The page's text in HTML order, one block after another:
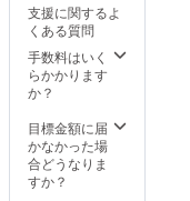
ご協力
をお願
いしま
す。 ・
利用日
時間
は、施
設管理
者と相
有効回
数は1回
のみで
す。時
間は、
90分と
させて
頂きま
す。 ・
支援に関するよ
くある質問
手数料はいく
らかかります
か？
目標金額に届
かなかった場
合どうなりま
すか？